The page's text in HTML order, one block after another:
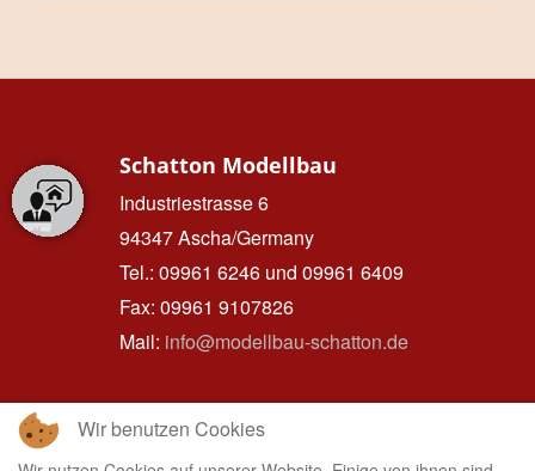
Schatton Modellbau
Industriestrasse 6
94347 Ascha/Germany
Tel.: 09961 6246 und 09961 6409
Fax: 09961 9107826
Mail: info@modellbau-schatton.de
Hinweise
Wir benutzen Cookies